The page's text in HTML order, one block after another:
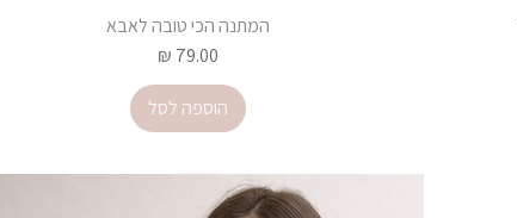
המתנה הכי טובה לאבא
מחיר
הוספה לסל